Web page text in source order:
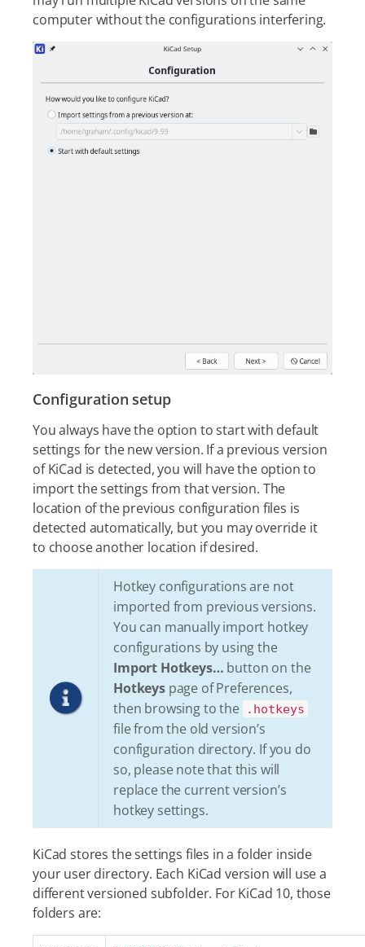
computer without the configurations interfering.
Configuration setup
You always have the option to start with default
settings for the new version. If a previous version
of KiCad is detected, you will have the option to
import the settings from that version. The
location of the previous configuration files is
detected automatically, but you may override it
to choose another location if desired.
Hotkey configurations are not
imported from previous versions.
You can manually import hotkey
configurations by using the
Import Hotkeys…​ button on the
Hotkeyspage of Preferences,
then browsing to the
.hotkeys
file from the old version’s
configuration directory. If you do
so, please note that this will
replace the current version’s
hotkey settings.
KiCad stores the settings files in a folder inside
your user directory. Each KiCad version will use a
different versioned subfolder. For KiCad 10, those
folders are: